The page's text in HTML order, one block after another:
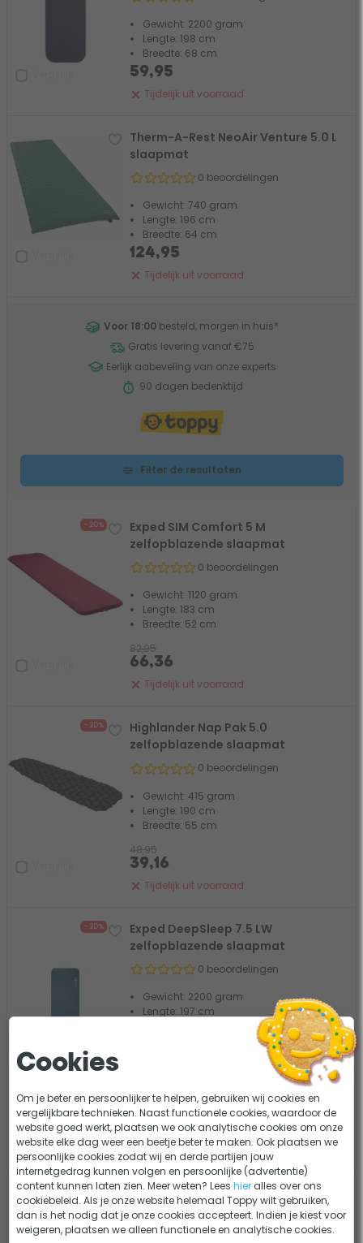
Gewicht: 2200 gram
Lengte: 198 cm
Breedte: 68 cm
Tijdelijk uit voorraad
59,95
Therm-A-Rest NeoAir Venture 5.0 L
slaapmat
0 beoordelingen
Gewicht: 740 gram
Lengte: 196 cm
Breedte: 64 cm
Tijdelijk uit voorraad
124,95
Voor 18:00 besteld, morgen in huis*
Gratis levering vanaf €75
Eerlijk aabeveling van onze experts
90 dagen bedenktijd
Filter de resultaten
- 20%
Exped SIM Comfort 5 M
zelfopblazende slaapmat
0 beoordelingen
Gewicht: 1120 gram
Lengte: 183 cm
Breedte: 52 cm
Tijdelijk uit voorraad
82,95
66,36
- 20%
Highlander Nap Pak 5.0
zelfopblazende slaapmat
0 beoordelingen
Gewicht: 415 gram
Lengte: 190 cm
Breedte: 55 cm
Tijdelijk uit voorraad
48,95
39,16
- 20%
Vergelijk
Exped DeepSleep 7.5 LW
zelfopblazende slaapmat
0 beoordelingen
Gewicht: 2200 gram
Lengte: 197 cm
Exped DeepSleep
Tijdelijk uit voorraad
168,95
135,16
- 20%
Exped DeepSleep 7.5 LXW
zelfopblazende slaapmat
0 beoordelingen
Cookies
Om je beter en persoonlijker te helpen, gebruiken wij cookies en
vergelijkbare technieken. Naast functionele cookies, waardoor de
website goed werkt, plaatsen we ook analytische cookies om onze
website elke dag weer een beetje beter te maken. Ook plaatsen we
persoonlijke cookies zodat wij en derde partijen jouw
internetgedrag kunnen volgen en persoonlijke (advertentie)
content kunnen laten zien. Meer weten? Leeshier alles over ons
cookiebeleid. Als je onze website helemaal Toppy wilt gebruiken,
dan is het nodig dat je onze cookies accepteert. Indien je kiest voor
weigeren, plaatsen we alleen functionele en analytische cookies.